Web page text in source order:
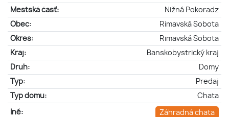
Mestská časť:
Nižná Pokoradz
Obec:
Rimavská Sobota
Okres:
Rimavská Sobota
Kraj:
Banskobystrický kraj
Druh:
Domy
Typ:
Predaj
Typ domu:
Chata
Iné: Záhradná chata